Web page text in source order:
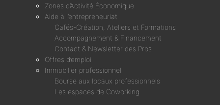
Zones d’Activité Économique
Aide à l’entrepreneuriat
Cafés-Création, Ateliers et Formations
Accompagnement & Financement
Contact & Newsletter des Pros
Offres d’emploi
Immobilier professionnel
Bourse aux locaux professionnels
Les espaces de Coworking